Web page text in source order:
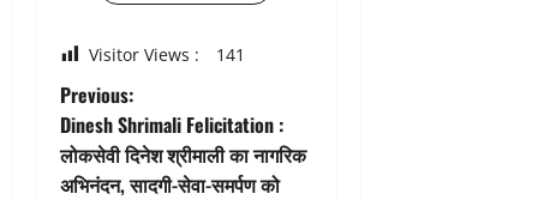
Visitor Views : 141
P
o
Previous:
Dinesh Shrimali Felicitation :
लोकसेवी दिनेश श्रीमाली का नागरिक
अभिनंदन, सादगी-सेवा-समर्पण को